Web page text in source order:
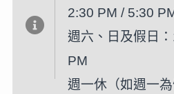
2:30 PM / 5:30
週六、日及假日
PM
週一休（如週一